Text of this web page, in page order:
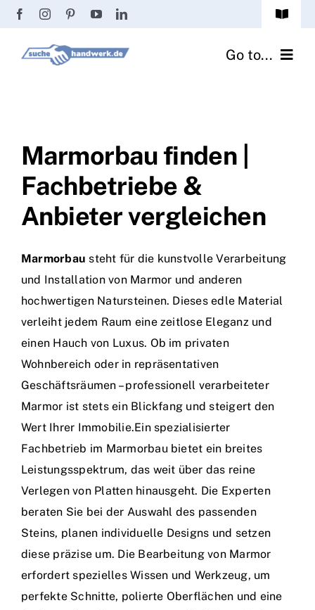
Zum
springen
Toggle
Passwort vergessen? Go to...
Handwerker Ratgeber
Wir über uns
Marmorbau finden |
Fachbetriebe &
Anbieter vergleichen
Marmorbau steht für die kunstvolle Verarbeitung
und Installation von Marmor und anderen
hochwertigen Natursteinen. Dieses edle Material
verleiht jedem Raum eine zeitlose Eleganz und
einen Hauch von Luxus. Ob im privaten
Wohnbereich oder in repräsentativen
Geschäftsräumen – professionell verarbeiteter
Marmor ist stets ein Blickfang und steigert den
Wert Ihrer Immobilie.Ein spezialisierter
Fachbetrieb im Marmorbau bietet ein breites
Leistungsspektrum, das weit über das reine
Verlegen von Platten hinausgeht. Die Experten
beraten Sie bei der Auswahl des passenden
Steins, planen individuelle Designs und setzen
diese präzise um. Die Bearbeitung von Marmor
erfordert spezielles Wissen und Werkzeug, um
perfekte Schnitte, polierte Oberflächen und eine